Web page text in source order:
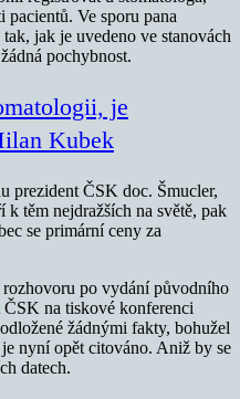
Ve sporu pana
jak je uvedeno ve stanovách
pochybnost.
je
Kubek
prezident ČSK doc. Šmucler,
těm nejdražších na světě, pak
se primární ceny za
po vydání původního
na tiskové konferenci
žádnými fakty, bohužel
nyní opět citováno. Aniž by se
datech.